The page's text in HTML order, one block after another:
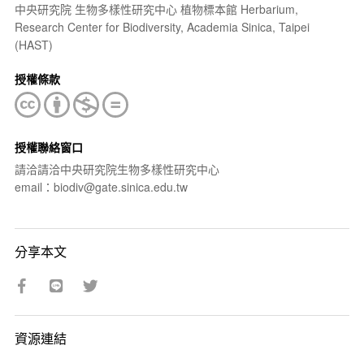
中央研究院 生物多樣性研究中心 植物標本館 Herbarium,
Research Center for Biodiversity, Academia Sinica, Taipei
(HAST)
授權條款
授權聯絡窗口
請洽請洽中央研究院生物多樣性研究中心
email：biodiv@gate.sinica.edu.tw
分享本文
資源連結